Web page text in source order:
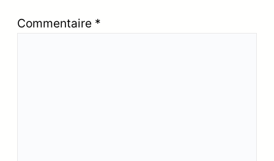
Commentaire *